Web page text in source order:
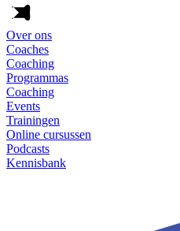
Over ons
Coaches
Coaching
Programmas
Coaching
Events
Trainingen
Online cursussen
Podcasts
Kennisbank